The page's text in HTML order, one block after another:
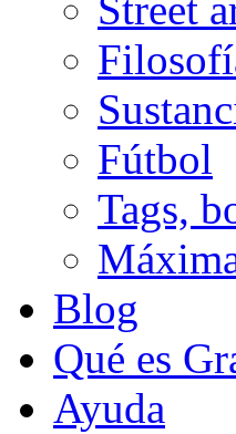
Street
Fútbol
Tags,
Blog
Qué es
Ayuda